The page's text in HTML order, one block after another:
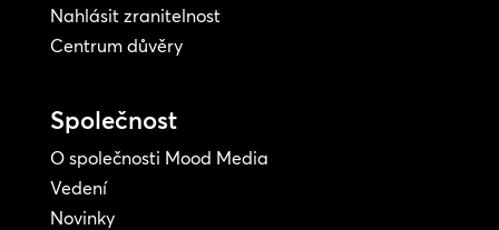
Nahlásit zranitelnost
Centrum důvěry
Společnost
O společnosti Mood Media
Vedení
Novinky